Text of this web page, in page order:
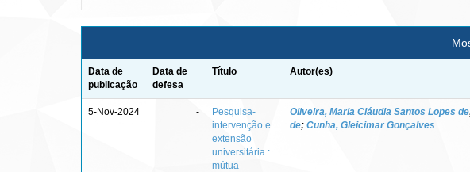
Data de
publicação
Data de
defesa
Título Autor(es)
5-Nov-2024 -
Pesquisa-
intervenção e
extensão
universitária :
mútua
Oliveira, Maria Cláudia Santos Lopes de
de; Cunha, Gleicimar Gonçalves